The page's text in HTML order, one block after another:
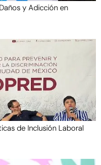
y Adicción en
de Inclusión Laboral